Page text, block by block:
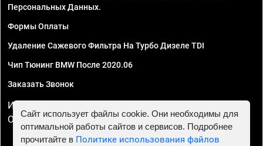
Персональных Данных.
Формы Оплаты
Удаление Сажевого Фильтра На Турбо Дизеле TDI
Чип Тюнинг BMW После 2020.06
Заказать Звонок
ИП Смирнов Георгий Павлович. ИНН 781302555843,
ОГРНИП 324470400032610
Сайт использует файлы cookie. Они необходимы для
оптимальной работы сайтов и сервисов. Подробнее
прочитайте в Политике использования файлов